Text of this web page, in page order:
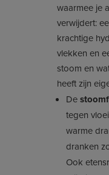
waarmee je
verwijdert:
krachtige
vlekken en
stoom en
heeft zijn
De
tegen
warme
dranken
Ook